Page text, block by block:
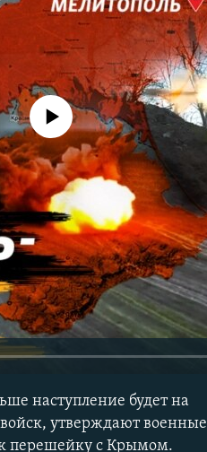
source currently available
наступление будет на
утверждают военные
перешейку с Крымом.